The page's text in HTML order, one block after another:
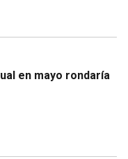
en mayo rondaría